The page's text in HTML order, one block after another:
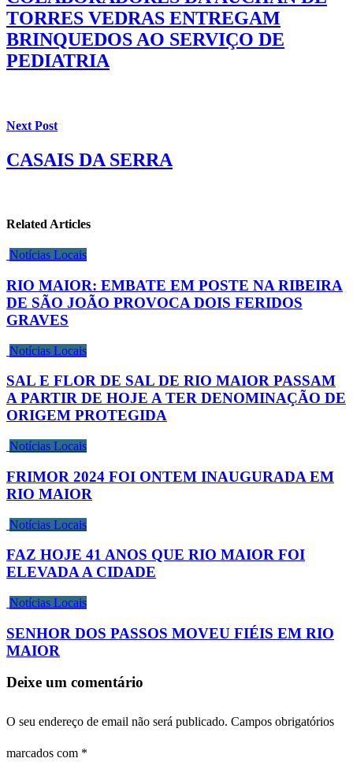
TORRES VEDRAS ENTREGAM
BRINQUEDOS AO SERVIÇO DE
PEDIATRIA
Next Post
CASAIS DA SERRA
Related Articles
Notícias Locais
RIO MAIOR: EMBATE EM POSTE NA RIBEIRA
DE SÃO JOÃO PROVOCA DOIS FERIDOS
GRAVES
Notícias Locais
SAL E FLOR DE SAL DE RIO MAIOR PASSAM
A PARTIR DE HOJE A TER DENOMINAÇÃO DE
ORIGEM PROTEGIDA
Notícias Locais
FRIMOR 2024 FOI ONTEM INAUGURADA EM
RIO MAIOR
Notícias Locais
FAZ HOJE 41 ANOS QUE RIO MAIOR FOI
ELEVADA A CIDADE
Notícias Locais
SENHOR DOS PASSOS MOVEU FIÉIS EM RIO
MAIOR
Deixe um comentário
O seu endereço de email não será publicado. Campos obrigatórios
marcados com *